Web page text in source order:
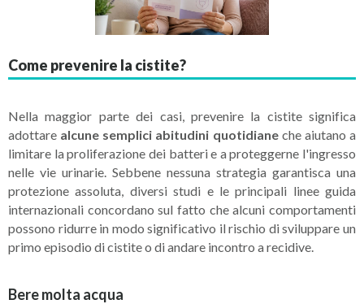
Come prevenire la cistite?
Nella maggior parte dei casi, prevenire la cistite significa
adottare alcune semplici abitudini quotidianeche aiutano a
limitare la proliferazione dei batteri e a proteggerne l'ingresso
nelle vie urinarie. Sebbene nessuna strategia garantisca una
protezione assoluta, diversi studi e le principali linee guida
internazionali concordano sul fatto che alcuni comportamenti
possono ridurre in modo significativo il rischio di sviluppare un
primo episodio di cistite o di andare incontro a recidive.
Bere molta acqua